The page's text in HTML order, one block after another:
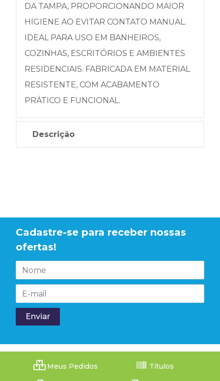
DA TAMPA, PROPORCIONANDO MAIOR
HIGIENE AO EVITAR CONTATO MANUAL.
IDEAL PARA USO EM BANHEIROS,
COZINHAS, ESCRITÓRIOS E AMBIENTES
RESIDENCIAIS. FABRICADA EM MATERIAL
RESISTENTE, COM ACABAMENTO
PRÁTICO E FUNCIONAL.
Descrição
Cadastre-se para receber nossas
ofertas!
Meus Pedidos Títulos